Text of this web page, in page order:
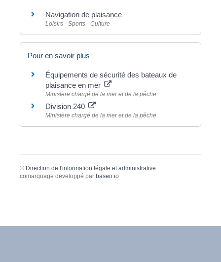
Navigation de plaisance
Loisirs - Sports - Culture
Pour en savoir plus
Équipements de sécurité des bateaux de
plaisance en mer
Ministère chargé de la mer et de la pêche
Division 240
Ministère chargé de la mer et de la pêche
© Direction de l'information légale et administrative
comarquage developpé par baseo.io